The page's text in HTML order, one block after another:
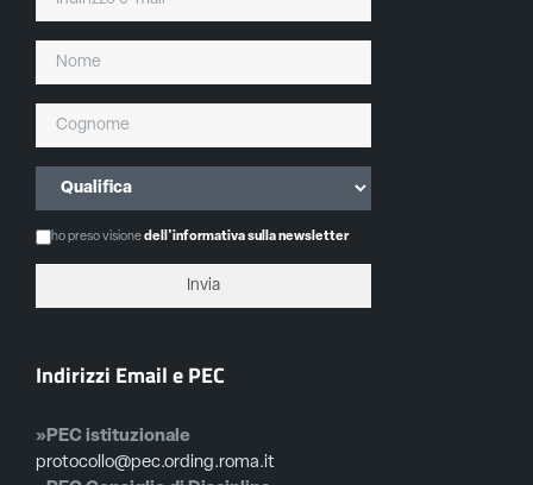
ho preso visionedell'informativa sulla newsletter
Indirizzi Email e PEC
»PEC istituzionale
protocollo@pec.ording.roma.it